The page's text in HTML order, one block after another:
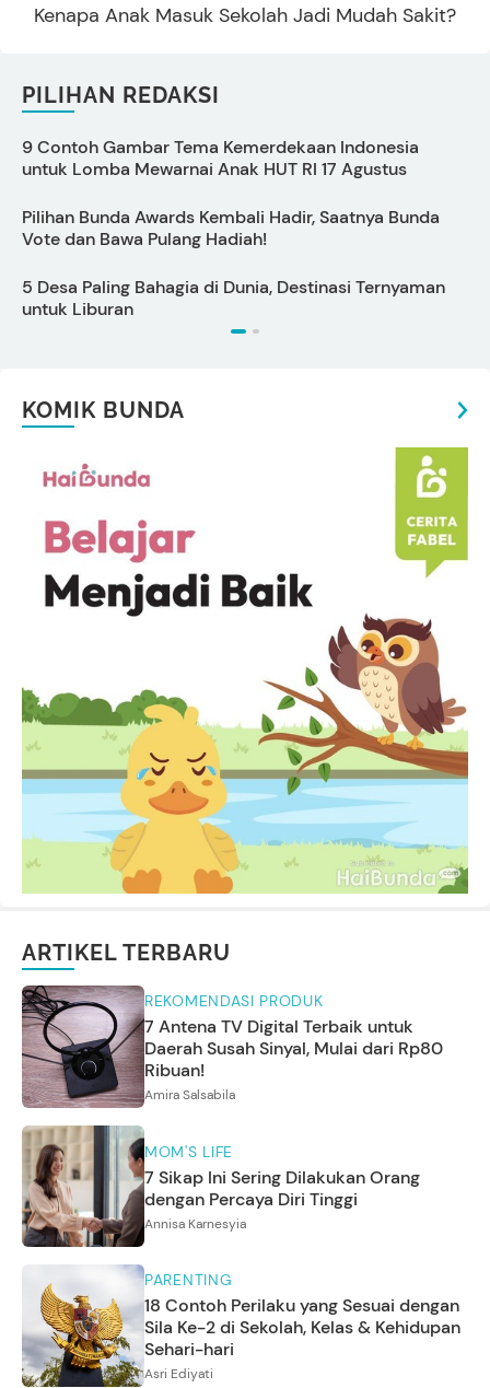
Kenapa Anak Masuk Sekolah Jadi Mudah Sakit?
PILIHAN REDAKSI
9 Contoh Gambar Tema Kemerdekaan Indonesia
untuk Lomba Mewarnai Anak HUT RI 17 Agustus
Pilihan Bunda Awards Kembali Hadir, Saatnya Bunda
Vote dan Bawa Pulang Hadiah!
5 Desa Paling Bahagia di Dunia, Destinasi Ternyaman
untuk Liburan
KOMIK BUNDA
ARTIKEL TERBARU
REKOMENDASI PRODUK
7 Antena TV Digital Terbaik untuk
Daerah Susah Sinyal, Mulai dari Rp80
Ribuan!
Amira Salsabila
MOM'S LIFE
7 Sikap Ini Sering Dilakukan Orang
dengan Percaya Diri Tinggi
Annisa Karnesyia
PARENTING
18 Contoh Perilaku yang Sesuai dengan
Sila Ke-2 di Sekolah, Kelas & Kehidupan
Sehari-hari
Asri Ediyati